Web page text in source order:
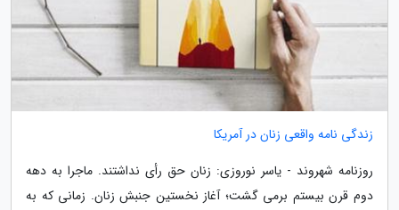
زندگی نامه واقعی زنان در آمریکا
روزنامه شهروند - یاسر نوروزی: زنان حق رأی نداشتند. ماجرا به دهه
دوم قرن بیستم برمی گشت؛ آغاز نخستین جنبش زنان. زمانی که به